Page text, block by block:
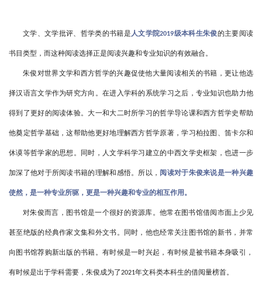
文学、文学批评、哲学类的书籍是 人文学院2019级本科生朱俊的主要阅读
书目类型，而这种阅读选择正是阅读兴趣和专业知识的有效融合。
朱俊对世界文学和西方哲学的兴趣促使他大量阅读相关的书籍，更让他选
择汉语言文学作为研究方向。在进入学科的系统学习之后，专业知识也助力他
得到了更好的阅读体验。大一和大二时所学习的哲学导论课和西方哲学史帮助
他奠定哲学基础，这帮助他更好地理解西方哲学原著，学习柏拉图、笛卡尔和
休谟等哲学家的思想。同时，人文学科学习建立的中西文学史框架，也进一步
加深了他对于所阅读书籍的理解和感悟。所以， 阅读对于朱俊来说是一种兴趣
使然，是一种专业所驱，更是一种兴趣和专业的相互作用。
对朱俊而言，图书馆是一个很好的资源库。他常在图书馆借阅市面上少见
甚至绝版的经典作家文集和外文书。同时，他也经常关注图书馆的新书，并常
向图书馆荐购新出版的书籍。有时候是一时兴起，有时候是被书籍本身吸引，
有时候是出于学科需要，朱俊成为了2021年文科类本科生的借阅量榜首。